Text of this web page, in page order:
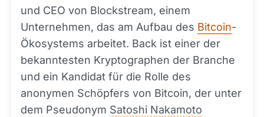
und CEO von Blockstream, einem
Unternehmen, das am Aufbau des Bitcoin-
Ökosystems arbeitet. Back ist einer der
bekanntesten Kryptographen der Branche
und ein Kandidat für die Rolle des
anonymen Schöpfers von Bitcoin, der unter
dem Pseudonym Satoshi Nakamoto